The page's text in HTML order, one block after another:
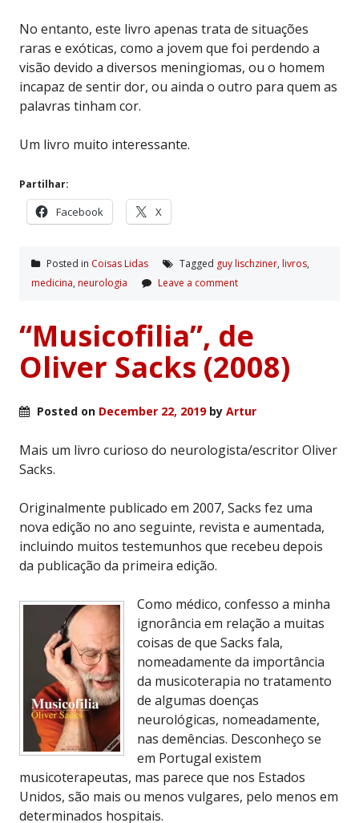
No entanto, este livro apenas trata de situações
raras e exóticas, como a jovem que foi perdendo a
visão devido a diversos meningiomas, ou o homem
incapaz de sentir dor, ou ainda o outro para quem as
palavras tinham cor.
Um livro muito interessante.
Partilhar:
Facebook X
Posted in Coisas Lidas Tagged guy lischziner, livros,
medicina, neurologia Leave a comment
“Musicofilia”, de
Oliver Sacks (2008)
Posted on December 22, 2019by Artur
Mais um livro curioso do neurologista/escritor Oliver
Sacks.
Originalmente publicado em 2007, Sacks fez uma
nova edição no ano seguinte, revista e aumentada,
incluindo muitos testemunhos que recebeu depois
da publicação da primeira edição.
Como médico, confesso a minha
ignorância em relação a muitas
coisas de que Sacks fala,
nomeadamente da importância
da musicoterapia no tratamento
de algumas doenças
neurológicas, nomeadamente,
nas demências. Desconheço se
em Portugal existem
musicoterapeutas, mas parece que nos Estados
Unidos, são mais ou menos vulgares, pelo menos em
determinados hospitais.